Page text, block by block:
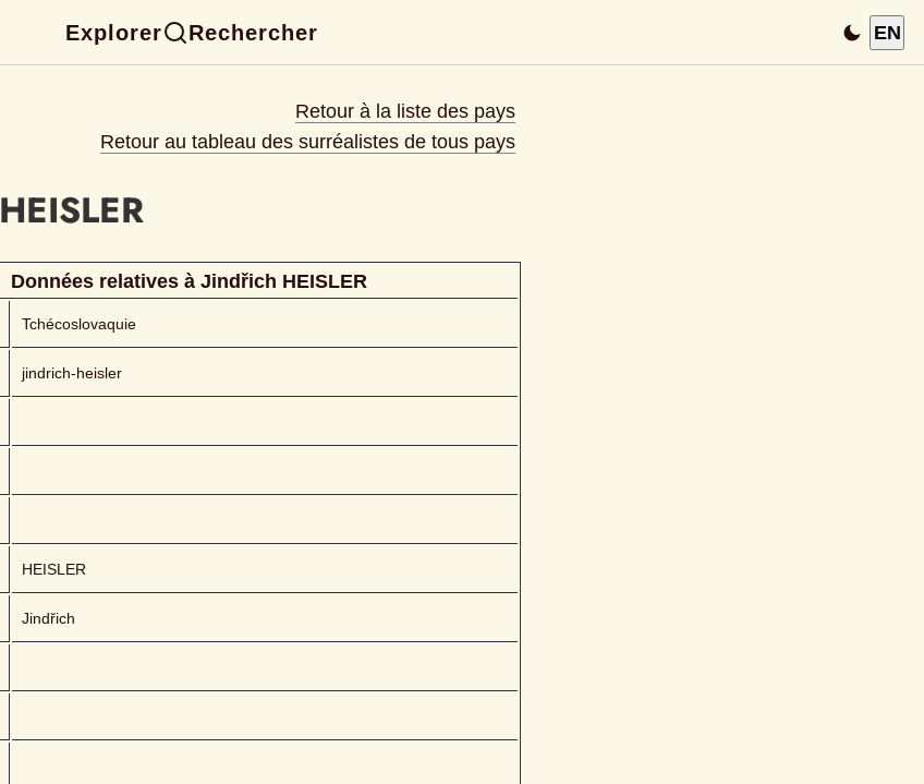
Explorer Rechercher EN
Retour à la liste des pays
Retour au tableau des surréalistes de tous pays
HEISLER
Données relatives à Jindřich HEISLER
Tchécoslovaquie
jindrich-heisler
HEISLER
Jindřich